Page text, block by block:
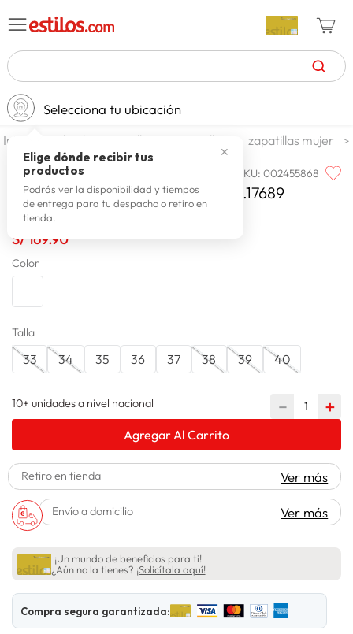
TÉRMINOS MÁS BUSCADOS
1.
2. celulares
3. zapatillas hombre
4. moda
6.
9. spiderman
10. lavadora
Selecciona tu ubicación
✕
Elige dónde recibir tus
productos
Podrás ver la disponibilidad y tiempos
de entrega para tu despacho o retiro en
tienda.
calzado y zapatillas zapatillas zapatillas mujer
VIZZANO SKU:002455868
Vizzano Zapatilla 1444.100.29492.17689
S/ 169.90
Color
Talla
33 34 35 36 37 38 39 40
10+ unidades a nivel nacional ＋
－
Agregar Al Carrito
Retiro en tienda Ver más
Envío a domicilio Ver más
¡Un mundo de beneficios para ti!
¿Aún no la tienes? ¡Solicítala aquí!
Compra segura garantizada: